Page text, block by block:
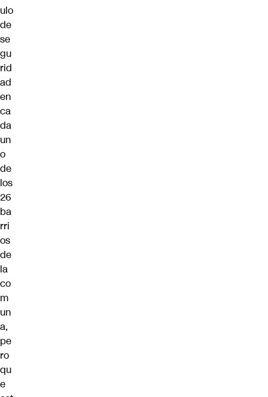
ulo
de
se
gu
rid
ad
en
ca
da
un
o
de
los
26
ba
rri
os
de
la
co
m
un
a,
pe
ro
qu
e